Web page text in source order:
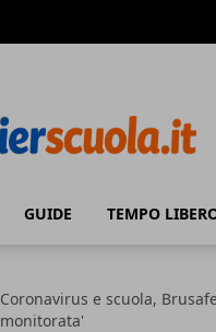
GUIDE TEMPO
Coronavirus e scuola,
monitorata'